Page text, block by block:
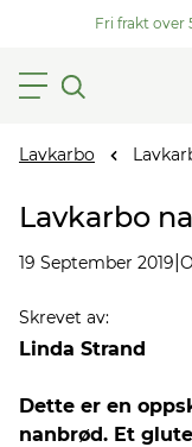
Fri frakt over
Lavkarbo
Lavkarbo
19 September 2019
Skrevet av:
Linda Strand
Dette er en
nanbrød. Et